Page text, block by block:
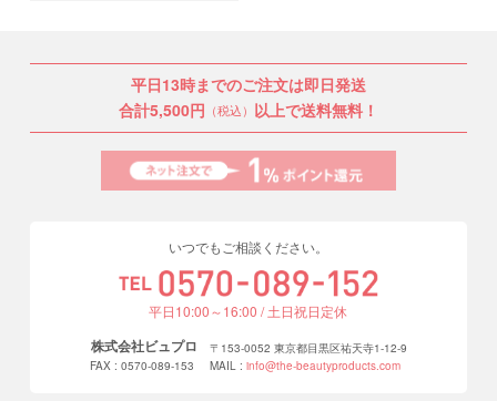
平日13時までのご注文は即日発送
合計5,500円 （税込） 以上で送料無料！
いつでもご相談ください。
平日10:00～16:00 / 土日祝日定休
株式会社ビュプロ
〒153-0052 東京都目黒区祐天寺1-12-9
FAX : 0570-089-153
MAIL : info@the-beautyproducts.com